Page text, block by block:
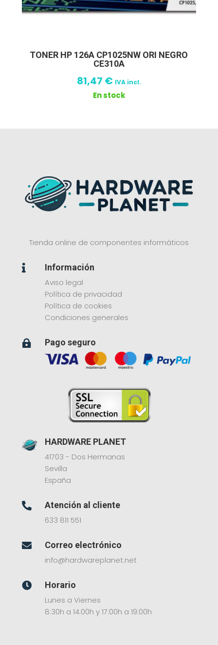
TONER HP 126A CP1025NW ORI NEGRO
CE310A
81,47 € IVA incl.
En stock
Tienda online de componentes informáticos

Información
Aviso legal
Política de privacidad
Política de cookies
Condiciones generales
 Pago seguro
HARDWARE PLANET
41703 - Dos Hermanas
Sevilla
España

Atención al cliente
633 811 551

Correo electrónico
info@hardwareplanet.net

Horario
Lunes a Viernes
8:30h a 14:00h y 17:00h a 19:00h